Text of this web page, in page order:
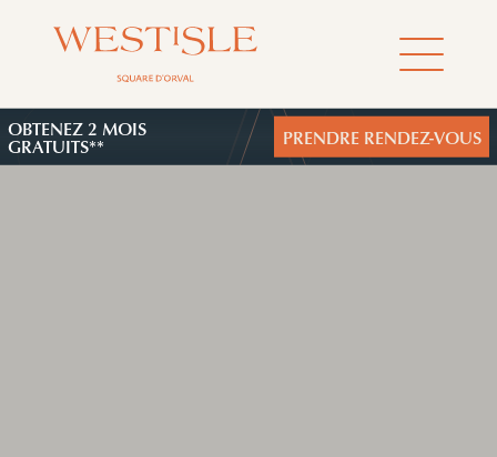
OBTENEZ 2 MOIS
GRATUITS** PRENDRE RENDEZ-VOUS